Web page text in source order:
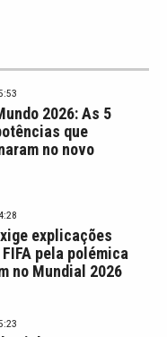
2026: As 5
que
no novo
explicações
pela polémica
no Mundial 2026